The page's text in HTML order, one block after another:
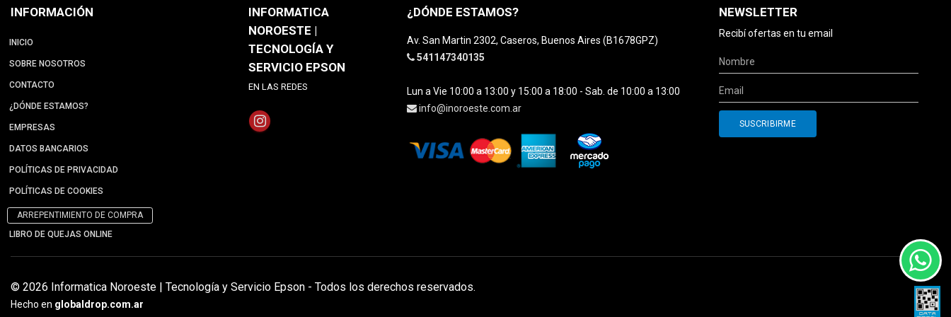
INFORMACIÓN
INICIO
SOBRE NOSOTROS
CONTACTO
¿DÓNDE ESTAMOS?
EMPRESAS
DATOS BANCARIOS
POLÍTICAS DE PRIVACIDAD
POLÍTICAS DE COOKIES
ARREPENTIMIENTO DE COMPRA
LIBRO DE QUEJAS ONLINE
INFORMATICA
NOROESTE |
TECNOLOGÍA Y
SERVICIO EPSON
EN LAS REDES
¿DÓNDE ESTAMOS?
Av. San Martin 2302, Caseros, Buenos Aires (B1678GPZ)
541147340135
Lun a Vie 10:00 a 13:00 y 15:00 a 18:00 - Sab. de 10:00 a 13:00
info@inoroeste.com.ar
NEWSLETTER
Recibí ofertas en tu email
© 2026 Informatica Noroeste | Tecnología y Servicio Epson - Todos los derechos reservados.
Hecho en globaldrop.com.ar